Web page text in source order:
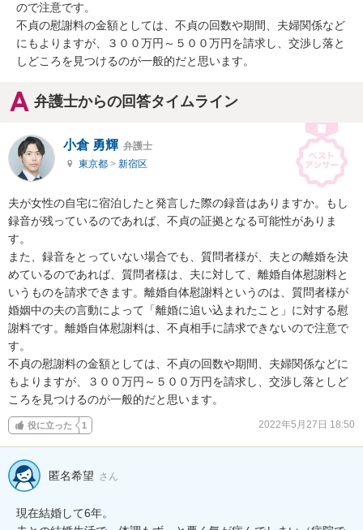
ので注意です。
不貞の慰謝料の金額としては、不貞の回数や期間、夫婦関係など
にもよりますが、３００万円～５００万円を請求し、交渉し落と
しどころを見つけるのが一般的だと思います。
弁護士からの回答タイムライン
小倉 勇輝 弁護士
東京都 > 新宿区
夫が女性の自宅に宿泊したと発言した際の録音はありますか。もし
録音が残っているのであれば、不貞の証拠となる可能性がありま
す。
また、録音をとっていない場合でも、質問者様が、夫との離婚を決
めているのであれば、質問者様は、夫に対して、離婚自体慰謝料と
いうものを請求できます。離婚自体慰謝料というのは、質問者様が
婚姻中の夫の言動によって「離婚に追い込まれたこと」に対する慰
謝料です。離婚自体慰謝料は、不貞相手に請求できないので注意で
す。
不貞の慰謝料の金額としては、不貞の回数や期間、夫婦関係などに
もよりますが、３００万円～５００万円を請求し、交渉し落としど
ころを見つけるのが一般的だと思います。
役に立った 1 2022年5月27日 18:50
匿名希望 さん
現在結婚して6年。